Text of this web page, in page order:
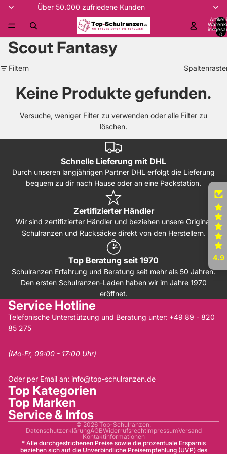
Über 50.000 zufriedene Kunden
Artikel
0
Scout Fantasy
Filtern
Keine Produkte gefunden.
Versuche, weniger Filter zu verwenden oder alle Filter zu
löschen.
Schnelle Lieferung mit DHL
Durch unseren langjährigen Partner DHL erfolgt die Lieferung
bequem zu dir nach Hause oder an eine Packstation.
Zertifizierter Händler
Wir sind zertifizierter Händler und beziehen unsere Original
Schulranzen und Rucksäcke direkt von den Herstellern.
Top Beratung seit 1970
Schulranzen Erfahrung und Beratung seit mehr als 50 Jahren.
Den ersten Schulranzen-Laden haben wir im Jahre 1970
eröffnet.
Service Hotline
Telefonische Unterstützung und Beratung unter: +49 89 - 820
85 275
(Mo-Fr, 09:00 - 17:00 Uhr)
Oder per Email an: info@top-schulranzen.de
Top Kategorien
Top Marken
Service & Infos
© 2026Top-Schulranzen,
DatenschutzerklärungAGBWiderrufsrechtImpressumVersand
Kontaktinformationen
* Alle durchgestrichenen Preise sowie die prozentuale Ersparnis
beziehen sich auf die Unverbindliche Preisempfehlung (UVP) des
4.9